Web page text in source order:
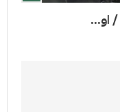
او...